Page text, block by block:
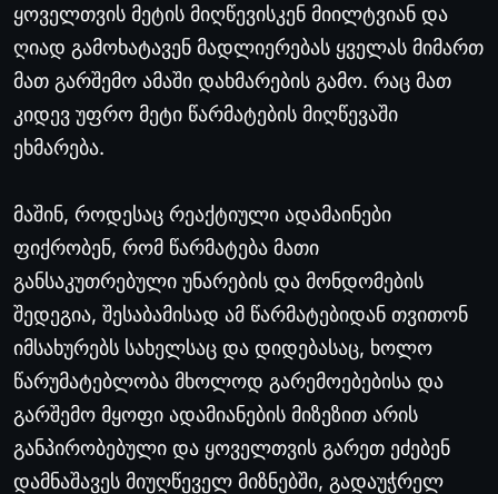
ყოველთვის მეტის მიღწევისკენ მიილტვიან და
ღიად გამოხატავენ მადლიერებას ყველას მიმართ
მათ გარშემო ამაში დახმარების გამო. რაც მათ
კიდევ უფრო მეტი წარმატების მიღწევაში
ეხმარება.
მაშინ, როდესაც რეაქტიული ადამაინები
ფიქრობენ, რომ წარმატება მათი
განსაკუთრებული უნარების და მონდომების
შედეგია, შესაბამისად ამ წარმატებიდან თვითონ
იმსახურებს სახელსაც და დიდებასაც, ხოლო
წარუმატებლობა მხოლოდ გარემოებებისა და
გარშემო მყოფი ადამიანების მიზეზით არის
განპირობებული და ყოველთვის გარეთ ეძებენ
დამნაშავეს მიუღწეველ მიზნებში, გადაუჭრელ